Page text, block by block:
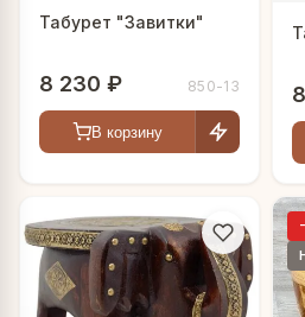
Табурет "Завитки"
8 230 ₽ 850-13
В корзину